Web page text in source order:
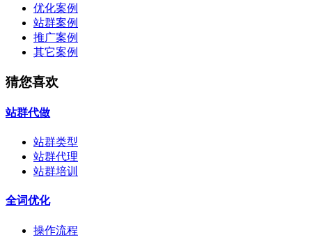
优化案例
站群案例
推广案例
其它案例
猜您喜欢
站群代做
站群类型
站群代理
站群培训
全词优化
操作流程